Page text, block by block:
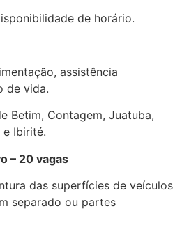
de horário.
assistência
de vida.
Betim, Contagem, Juatuba,
e Ibirité.
– 20 vagas
das superfícies de veículos
separado ou partes